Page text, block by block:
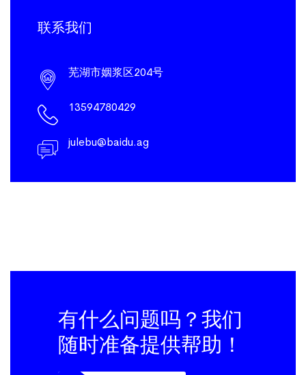
联系我们
芜湖市姻浆区204号
13594780429
julebu@baidu.ag
有什么问题吗？我们
随时准备提供帮助！